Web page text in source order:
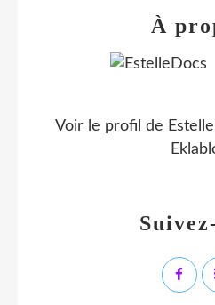
À
Voir le profil de